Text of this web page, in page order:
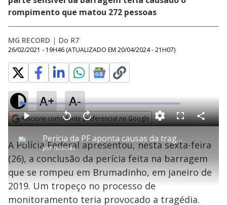
rompimento que matou 272 pessoas
MG RECORD | Do R7
26/02/2021 - 19H46 (ATUALIZADO EM 20/04/2024 - 21H07)
A+ A-
Adicione como fonte preferencial no Google
P
l
Perícia da PF aponta causas da tragédia de Brumadinho (MG)
porNotícias
P V
t
a
r
0
e
g
n
d
s
A
a
n
ç
a
r
1
s
e
u
n
o
L
o
a
d
e
3
.
2
%
F
l
s
c
e
n
C
o
a
r
i
l
a
A Polícia Federal apresentou, nesta sexta-feira
(26), a conclusão da perícia feita na barragem
que se rompeu em Brumadinho, em janeiro de
2019. Um tropeço no processo de
monitoramento teria provocado a tragédia.